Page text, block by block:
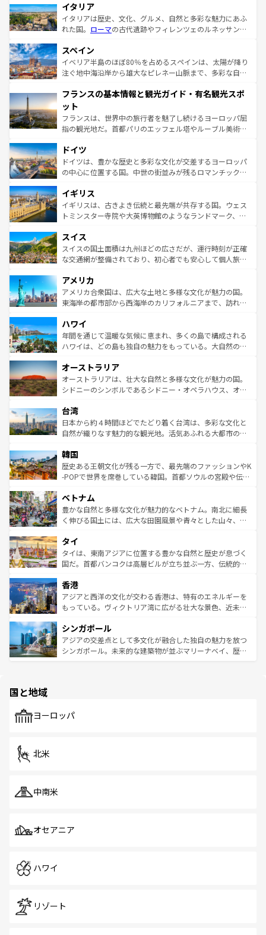
イタリア
イタリアは歴史、文化、グルメ、自然と多彩な魅力にあふ
れた国。 ローマの古代遺跡やフィレンツェのルネッサンス
ろん、トスカーナの美しい田園風景やアマルフィ海岸の絶
景など、自然景観も見逃せない。観光の合間には、本場の
ピザやパスタなど、絶品のイタリア料理を堪能することも
ませてくれるイタリアで、忘れられない旅をしてみよう！
なお、新着のイタリア情報は
しい。
スペイン
イベリア半島のほぼ80％を占めるスペインは、太陽が降り
注ぐ地中海沿岸から雄大なピレネー山脈まで、多彩な自然
文化が根付くこの国では、情熱的なフラメンコ、熱気あふ
れる闘牛、そして美味しいタパスが生活の一部となってい
る。首都マドリードの洗練された雰囲気や、バルセロナの
アートに溢れた街角から、地方では古代ローマ遺跡や中世
せる。地方によって風土や気候が異なるスペインはその個
性で訪れる人を魅了する。 なお、新着のスペイン情報は コ
ンテンツ一覧を参照してほしい。
フランスの基本情報と観光ガイド・有名観光スポ
ット
フランスは、世界中の旅行者を魅了し続けるヨーロッパ屈
指の観光地だ。首都パリのエッフェル塔やルーブル美術館
で、幅広い魅力が詰まっている。華麗な宮殿、歴史的な大
聖堂、美しいビーチ、そして豊かな自然が、訪れる者を心
から魅了する。また、フランスは美食の国としても知ら
いる。シャンパンの発祥地であるランス、プロヴァンスの
香り高いラベンダー畑など、多彩な楽しみ方が可能だ。さ
らに、パリ以外の地域にも魅力が溢れており、どの街角に
れる地方に足を運ぶとそれぞれで全く異なる文化を体験で
きるだろう。 なお、新着のフランス情報はコンテンツ一覧
を参照してほしい。
ドイツ
ドイツは、豊かな歴史と多彩な文化が交差するヨーロッパ
の中心に位置する国。中世の街並みが残るロマンチック街
顔を持つこの国は、どこを歩いても飽きることがない。ベ
ルリンの文化的活気、バイエルン州のアルプスの絶景、そ
してライン川沿いのワイン畑といった風景は必見。ビール
は、お酒好きな人にはぜひ体験してほしい。 なお、新着の
ドイツ情報はコンテンツ一覧を参照してほしい。
イギリス
イギリスは、古きよき伝統と最先端が共存する国。ウェス
トミンスター寺院や大英博物館のようなランドマーク、歴
リアごとに異なる魅力がある。また、優雅なアフタヌーン
ティー、ビール好きにはたまらない英国パブ、サッカー観
戦など、本場だからこそできる体験も豊富。イギリスを旅
ンツ一覧を参照してほしい。
スイス
スイスの国土面積は九州ほどの広さだが、運行時刻が正確
な交通網が整備されており、初心者でも安心して個人旅行
の建物がそのまま残る町や、スイスならではのユニークな
博物館もあり、アルプス観光だけでなく町歩きも満喫する
ことができる。国民の所得が高いため物価も高いが、旅行
ば市内交通費無料で観光を楽しむこともできる。 なお、新
着のスイス情報はコンテンツ一覧 を参照してほしい。
アメリカ
アメリカ合衆国は、広大な土地と多様な文化が魅力の国。
東海岸の都市部から西海岸のカリフォルニアまで、訪れる
のような巨大都市は、観光、ショッピング、エンターテイ
ンメントが詰まった刺激的なスポットだ。一方、アメリカ
西部には大自然が広がり、グランドキャニオンやイエロー
部のニューオーリンズでは、音楽と美食が融合した独特の
文化が魅力。旅行者はアメリカの各地域で異なる魅力を楽
しみながら、その多様性と豊かな歴史を感じることができ
ならではの贅沢な旅のスタイルだ。 なお、新着のアメリカ
情報はコンテンツ一覧を参照してほしい。
ハワイ
年間を通じて温暖な気候に恵まれ、多くの島で構成される
ハワイは、どの島も独自の魅力をもっている。大自然の神
ワイ島は見逃せない。また、定番の観光地といえばオアフ
島だが、静かな自然を求めるならマウイ島やカウアイ島が
おすすめ。エメラルドグリーンに輝く海をはじめ、豊かな
れるおもてなしの心で訪れる人々を迎えてくれるハワイの
人々、おいしいローカルフードやハワイアンミュージッ
ク、伝統的なフラダンスなど、すべてがハワイの魅力を彩
ワイを、存分に味わってほしい。 なお、新着のハワイ情報
はコンテンツ一覧を参照してほしい。
オーストラリア
オーストラリアは、壮大な自然と多様な文化が魅力の国。
シドニーのシンボルであるシドニー・オペラハウス、オー
リアリーフや大陸中央部にそびえるウルル（エアーズロッ
ク）、タスマニアの美しい原生林やケアンズの熱帯雨林な
ど、見どころがたくさん。また、カフェやワイン、オージ
いる。アクティビティも充実しており、サーフィンやダイ
ビング、ハイキングなど、アウトドア好きにはたまらな
い。オーストラリアの多彩な魅力を存分に味わいつくそ
参照してほしい。
台湾
日本から約４時間ほどでたどり着く台湾は、多彩な文化と
自然が織りなす魅力的な観光地。活気あふれる大都市の台
ン）、静ひつな山岳地帯である台湾東部など、都市の喧騒
と山間の静けさが共存しており、訪れる人に新しい発見と
驚きをもたらしてくれる。また、奥深い台湾の食文化も魅
容にもいいと評判のスイーツなど、バラエティ豊かな料理
が味わえる。 なお、新着の台湾情報は コンテンツ一覧を参
照してほしい。
韓国
歴史ある王朝文化が残る一方で、最先端のファッションやK
-POPで世界を席巻している韓国。首都ソウルの宮殿や伝統
き、地方に足を延ばせば四季折々の自然美を楽しむことが
できる。そして、キムチや焼肉、絶品のストリートフード
まで、さまざまな韓国料理が待っている。夜には、韓国な
リティに包まれながら、韓国の多彩な魅力を心ゆくまで味
わってみてほしい。 なお、新着の韓国情報はコンテンツ一
覧を参照してほしい。
ベトナム
豊かな自然と多様な文化が魅力的なベトナム。南北に細長
く伸びる国土には、広大な田園風景や青々とした山々、世
急速な発展と共に伝統が息づく。ハノイの古い町並みやホ
ーチミン市のフランス統治時代の建物も、独特の雰囲気を
醸し出している。また、バラエティの豊かさとおいしさで
とつ。フォーやバインミー、ベトナムコーヒーなどは、ぜ
ひ現地で味わいたい。どの地域を訪れてもあたたかい人々
が旅行者を迎えてくれるので、きっと忘れられない旅にな
参照してほしい。
タイ
タイは、東南アジアに位置する豊かな自然と歴史が息づく
国だ。首都バンコクは高層ビルが立ち並ぶ一方、伝統的な
の活気が交差している。北部ではチェンマイなどの山岳地
帯で自然と触れ合い、南部ではプーケットやクラビの美し
いビーチでリゾート気分を楽しむことができる。タイ料理
激する。気候は一年中温暖で、どの季節にも異なる楽しみ
が待っている。親しみやすいタイの人々、仏教を中心とし
た文化、そして多様な観光資源が、訪れる旅人を魅了し続
香港
アジアと西洋の文化が交わる香港は、特有のエネルギーを
もっている。ヴィクトリア湾に広がる壮大な景色、近未来
み、どこを訪れても感動するはず。観光スポットが密集し
ており、効率よく見どころを回れるのも魅力。息をのむよ
うな絶景から文化的な体験まで、香港を存分に楽しみ尽く
シンガポール
アジアの交差点として多文化が融合した独自の魅力を放つ
シンガポール。未来的な建築物が並ぶマリーナベイ、歴史
で、ホーカーズは地元の風情を楽しめる外せないスポット
国と地域
ヨーロッパ
北米
中南米
オセアニア
ハワイ
リゾート